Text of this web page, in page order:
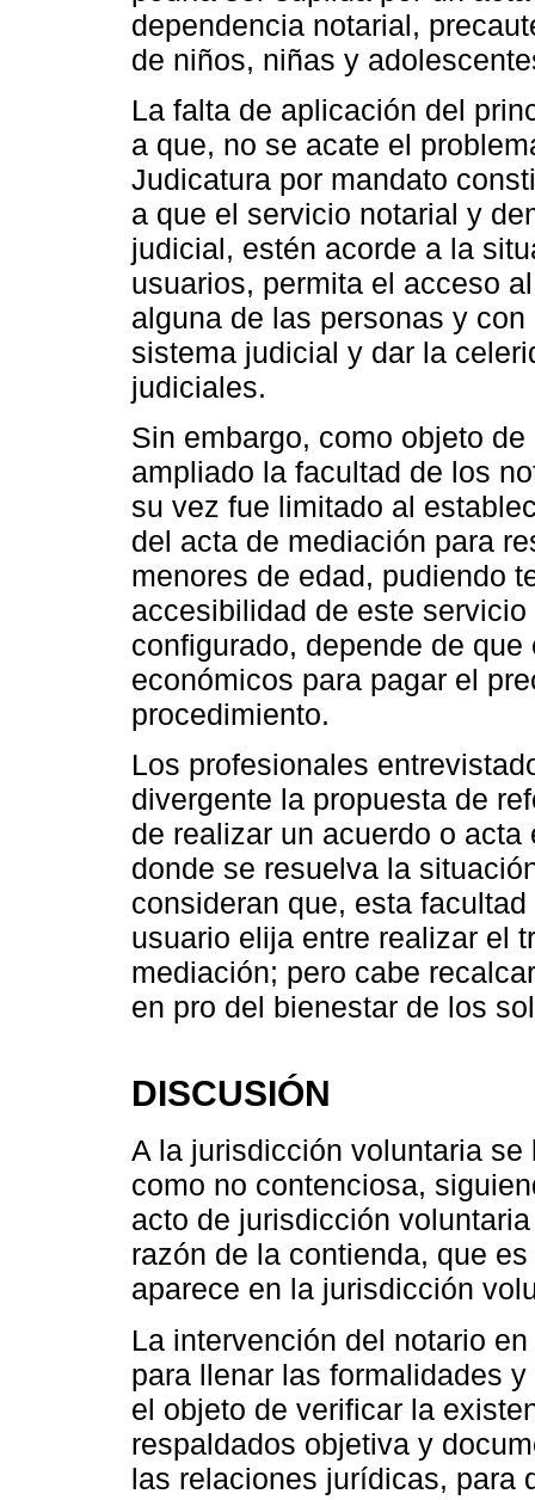
dependencia notarial,
de niños, niñas y
La falta de aplicación del
a que, no se acate el
Judicatura por mandato
a que el servicio notarial y
judicial, estén acorde a la
usuarios, permita el acceso
alguna de las personas y
sistema judicial y dar la
judiciales.
Sin embargo, como objeto
ampliado la facultad de los
su vez fue limitado al
del acta de mediación para
menores de edad, pudiendo
accesibilidad de este
configurado, depende de
económicos para pagar el
procedimiento.
Los profesionales
divergente la propuesta de
de realizar un acuerdo o
donde se resuelva la
consideran que, esta
usuario elija entre realizar el
mediación; pero cabe
en pro del bienestar de los
DISCUSIÓN
A la jurisdicción voluntaria
como no contenciosa,
acto de jurisdicción
razón de la contienda, que
aparece en la jurisdicción
La intervención del notario
para llenar las formalidades
el objeto de verificar la
respaldados objetiva y
las relaciones jurídicas, para